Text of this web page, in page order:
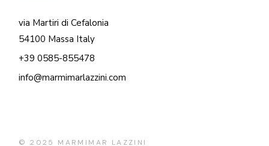
via Martiri di Cefalonia
54100 Massa Italy
+39 0585-855478
info@marmimarlazzini.com
© 2025 MARMIMAR LAZZINI